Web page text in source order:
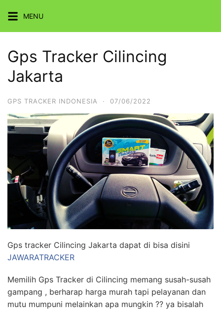
content
MENU
Gps Tracker Cilincing
Jakarta
GPS TRACKER INDONESIA · 07/06/2022
Gps tracker Cilincing Jakarta dapat di bisa disini
JAWARATRACKER
Memilih Gps Tracker di Cilincing memang susah-susah
gampang , berharap harga murah tapi pelayanan dan
mutu mumpuni melainkan apa mungkin ?? ya bisalah